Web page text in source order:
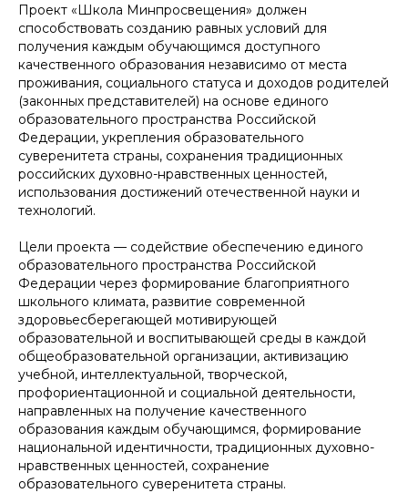
Проект «Школа Минпросвещения» должен
способствовать созданию равных условий для
получения каждым обучающимся доступного
качественного образования независимо от места
проживания, социального статуса и доходов родителей
(законных представителей) на основе единого
образовательного пространства Российской
Федерации, укрепления образовательного
суверенитета страны, сохранения традиционных
российских духовно-нравственных ценностей,
использования достижений отечественной науки и
технологий.
Цели проекта — содействие обеспечению единого
образовательного пространства Российской
Федерации через формирование благоприятного
школьного климата, развитие современной
здоровьесберегающей мотивирующей
образовательной и воспитывающей среды в каждой
общеобразовательной организации, активизацию
учебной, интеллектуальной, творческой,
профориентационной и социальной деятельности,
направленных на получение качественного
образования каждым обучающимся, формирование
национальной идентичности, традиционных духовно-
нравственных ценностей, сохранение
образовательного суверенитета страны.